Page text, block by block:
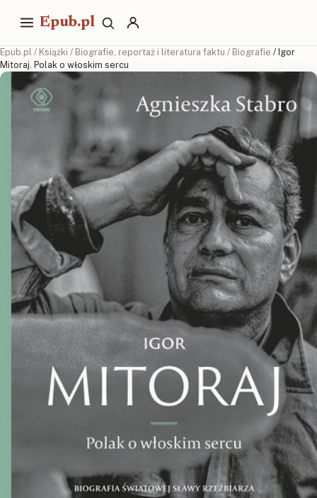
Epub.pl
Epub.pl / Książki / Biografie, reportaż i literatura faktu / Biografie / Igor
Mitoraj. Polak o włoskim sercu